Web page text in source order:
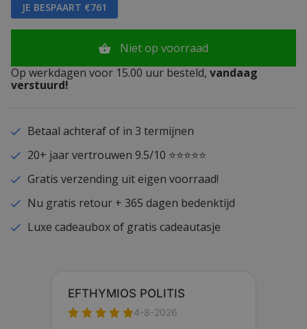
JE BESPAART €761
Niet op voorraad
Op werkdagen voor 15.00 uur besteld, vandaag
verstuurd!
Betaal achteraf of in 3 termijnen
20+ jaar vertrouwen 9.5/10 ⭐⭐⭐⭐⭐
Gratis verzending uit eigen voorraad!
Nu gratis retour + 365 dagen bedenktijd
Luxe cadeaubox of gratis cadeautasje